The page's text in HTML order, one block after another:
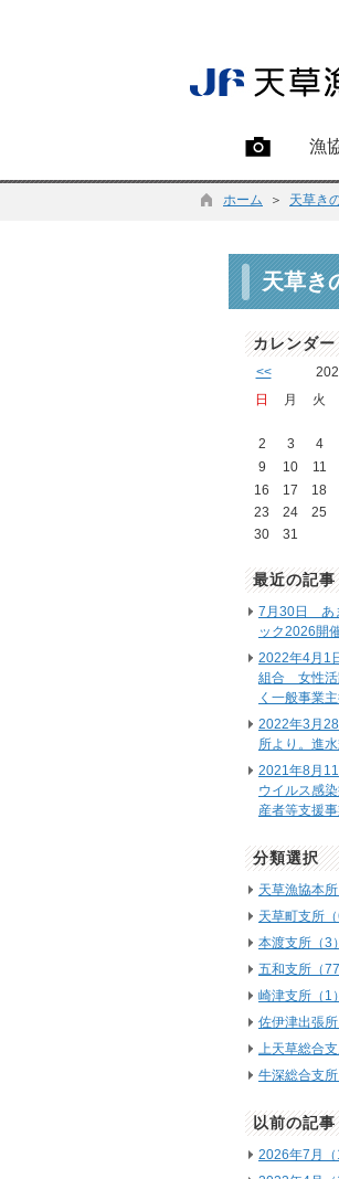
漁
ホーム ＞ 天草き
天草き
カレンダー
<<
日 月 火
2
3 4
9
10 11
16
17 18
23
24 25
30
31
最近の記事
7月30日 あ
ック2026開
2022年4月1
組合 女性活
く一般事業
2022年3月
所より。進水
2021年8月
ウイルス感
産者等支援
分類選択
天草漁協本所
天草町支所（
本渡支所（3）
五和支所（
崎津支所（1）
佐伊津出張所
上天草総合
牛深総合支所
以前の記事
2026年7月（